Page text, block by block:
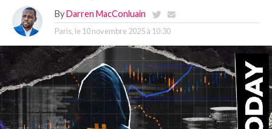
By Darren MacConluain
Paris, le 10 novembre 2025 à 10:30